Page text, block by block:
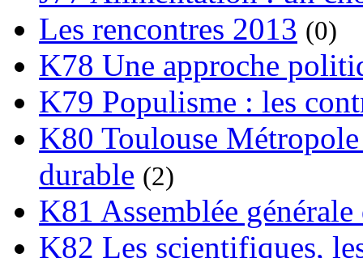
Les rencontres 2013 (0)
K78 Une approche
K79 Populisme : les
K80 Toulouse
durable (2)
K81 Assemblée
K82 Les scientifiques,